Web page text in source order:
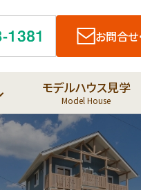
お問合せ
モデルハウス見学
Model House